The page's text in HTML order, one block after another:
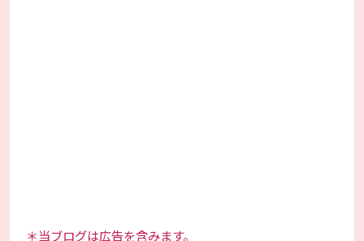
＊当ブログは広告を含みます。